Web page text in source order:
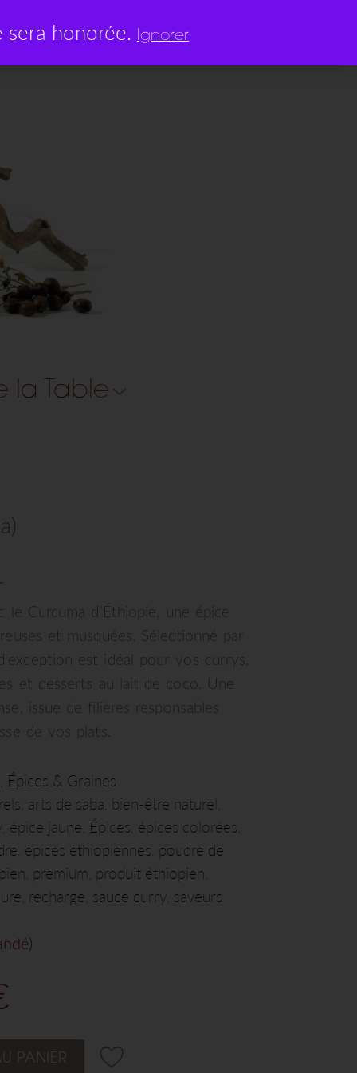
honorée. Ignorer
la Table
Curcuma d’Éthiopie, une épice
et musquées. Sélectionné par
est idéal pour vos currys,
et desserts au lait de coco. Une
issue de filières responsables
de vos plats.
, Épices & Graines
, arts de saba, bien-être naturel ,
, épice jaune, Épices, épices colorées,
, épices éthiopiennes, poudre de
, premium, produit éthiopien,
, recharge, sauce curry, saveurs
PANIER